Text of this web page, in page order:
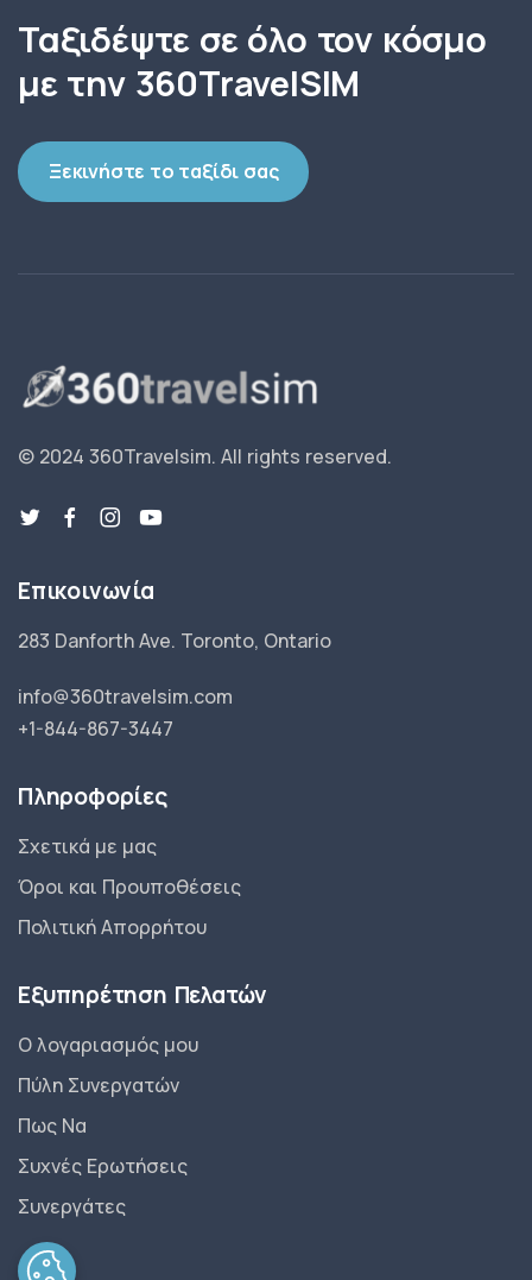
Ταξιδέψτε σε όλο τον κόσμο
με την 360TravelSIM
Ξεκινήστε το ταξίδι σας
© 2024 360Travelsim. All rights reserved.
Επικοινωνία
283 Danforth Ave. Toronto, Ontario
info@360travelsim.com
+1-844-867-3447
Πληροφορίες
Σχετικά με μας
Όροι και Προυποθέσεις
Πολιτική Απορρήτου
Εξυπηρέτηση Πελατών
Ο λογαριασμός μου
Πύλη Συνεργατών
Πως Να
Συχνές Ερωτήσεις
Συνεργάτες